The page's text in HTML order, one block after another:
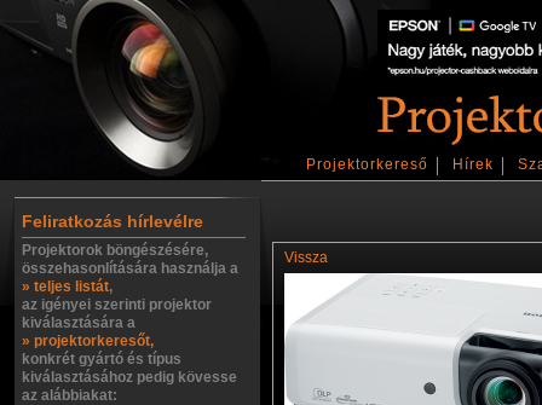
Projektorkereső Hírek
Feliratkozás hírlevélre
Projektorok böngészésére,
összehasonlítására használja a
» teljes listát,
az igényei szerinti projektor
kiválasztására a
» projektorkeresőt,
konkrét gyártó és típus
kiválasztásához pedig kövesse
az alábbiakat:
Vissza